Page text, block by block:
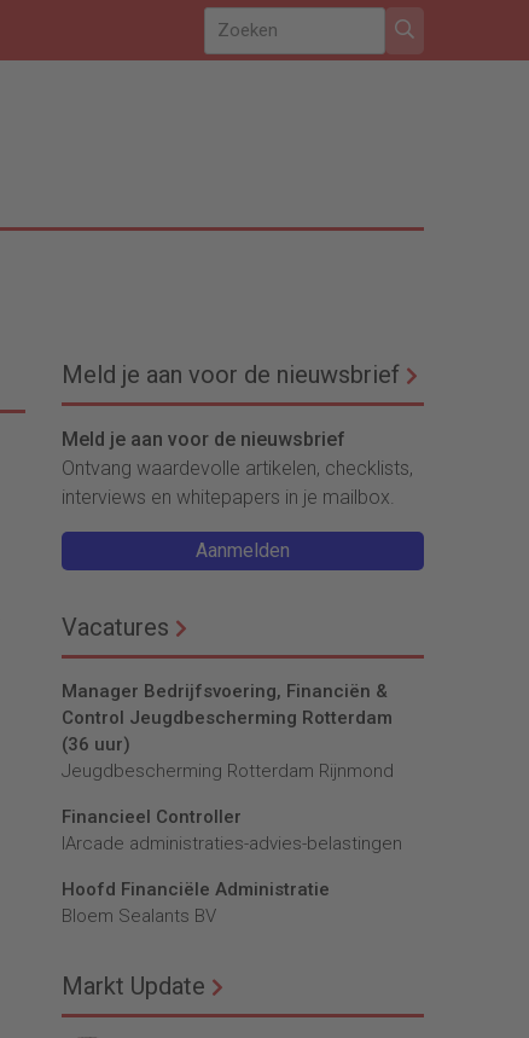
Meld je aan voor de nieuwsbrief
Meld je aan voor de nieuwsbrief
Ontvang waardevolle artikelen, checklists,
interviews en whitepapers in je mailbox.
Aanmelden
Vacatures
Manager Bedrijfsvoering, Financiën &
Control Jeugdbescherming Rotterdam
(36 uur)
Jeugdbescherming Rotterdam Rijnmond
Financieel Controller
lArcade administraties-advies-belastingen
Hoofd Financiële Administratie
Bloem Sealants BV
Markt Update